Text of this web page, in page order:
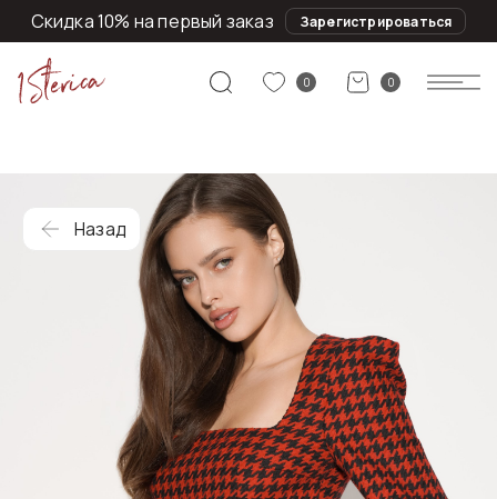
Скидка 10% на первый заказ Зарегистрироваться
0 0
Назад